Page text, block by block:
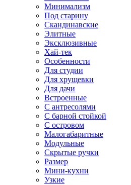
Минимализм
Под старину
Скандинавские
Элитные
Эксклюзивные
Хай-тек
Особенности
Для студии
Для хрущевки
Для дачи
Встроенные
С антресолями
С барной стойкой
С островом
Малогабаритные
Модульные
Скрытые ручки
Размер
Мини-кухни
Узкие